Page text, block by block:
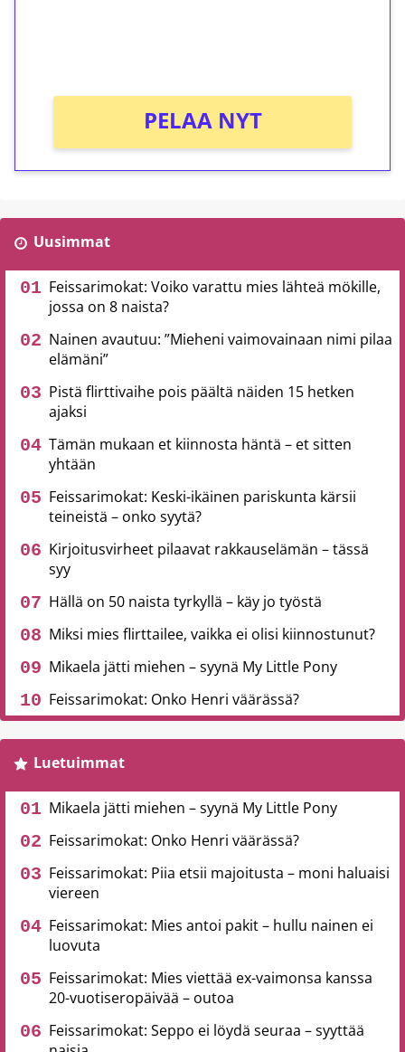
PELAA NYT
Uusimmat
Feissarimokat: Voiko varattu mies lähteä mökille,
jossa on 8 naista?
Nainen avautuu: ”Mieheni vaimovainaan nimi pilaa
elämäni”
Pistä flirttivaihe pois päältä näiden 15 hetken
ajaksi
Tämän mukaan et kiinnosta häntä – et sitten
yhtään
Feissarimokat: Keski-ikäinen pariskunta kärsii
teineistä – onko syytä?
Kirjoitusvirheet pilaavat rakkauselämän – tässä
syy
Hällä on 50 naista tyrkyllä – käy jo työstä
Miksi mies flirttailee, vaikka ei olisi kiinnostunut?
Mikaela jätti miehen – syynä My Little Pony
Feissarimokat: Onko Henri väärässä?
Luetuimmat
Mikaela jätti miehen – syynä My Little Pony
Feissarimokat: Onko Henri väärässä?
Feissarimokat: Piia etsii majoitusta – moni haluaisi
viereen
Feissarimokat: Mies antoi pakit – hullu nainen ei
luovuta
Feissarimokat: Mies viettää ex-vaimonsa kanssa
20-vuotiseropäivää – outoa
Feissarimokat: Seppo ei löydä seuraa – syyttää